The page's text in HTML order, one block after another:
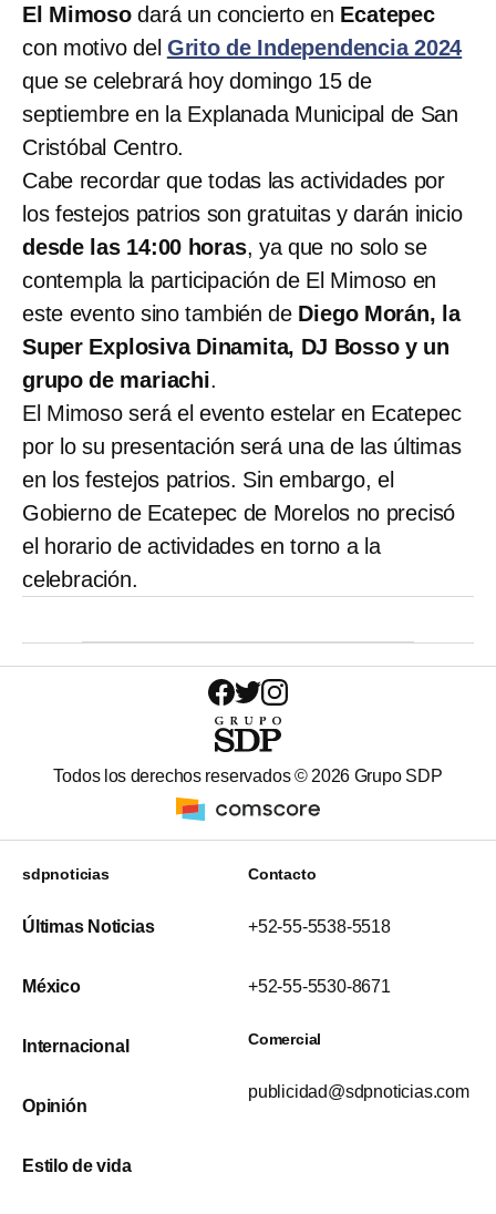
El Mimosodará un concierto en Ecatepec
con motivo del Grito de Independencia 2024
que se celebrará hoy domingo 15 de
septiembre en la Explanada Municipal de San
Cristóbal Centro.
Cabe recordar que todas las actividades por
los festejos patrios son gratuitas y darán inicio
desde las 14:00 horas, ya que no solo se
contempla la participación de El Mimoso en
este evento sino también de Diego Morán, la
Super Explosiva Dinamita, DJ Bosso y un
grupo de mariachi.
El Mimoso será el evento estelar en Ecatepec
por lo su presentación será una de las últimas
en los festejos patrios. Sin embargo, el
Gobierno de Ecatepec de Morelos no precisó
el horario de actividades en torno a la
celebración.
Todos los derechos reservados © 2026 Grupo SDP
sdpnoticias
Últimas Noticias
México
Internacional
Opinión
Estilo de vida
Contacto
+52-55-5538-5518
+52-55-5530-8671
Comercial
publicidad@sdpnoticias.com